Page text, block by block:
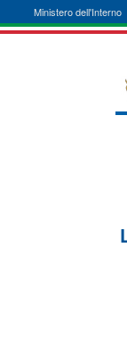
Ministero dell'Interno